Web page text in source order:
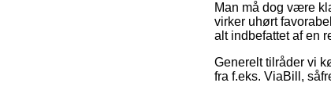
Man må dog være
virker uhørt
alt indbefattet af en
Generelt tilråder vi
fra f.eks. ViaBill,